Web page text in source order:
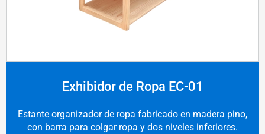
Exhibidor de Ropa EC-01
Estante organizador de ropa fabricado en madera pino,
con barra para colgar ropa y dos niveles inferiores.